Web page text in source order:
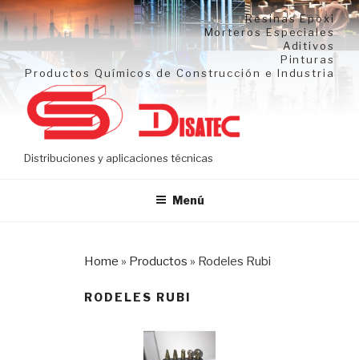
Ir
al
contenido
Resinas Epoxi
Morteros Especiales
Aditivos
Pinturas
Productos Químicos de Construcción e Industria
Distribuciones y aplicaciones técnicas
Menú
Home » Productos » Rodeles Rubi
RODELES RUBI